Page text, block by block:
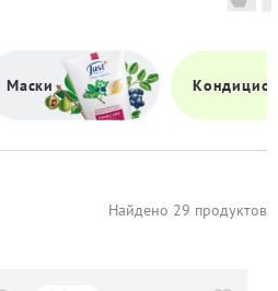
Маски
Найдено 29 продуктов